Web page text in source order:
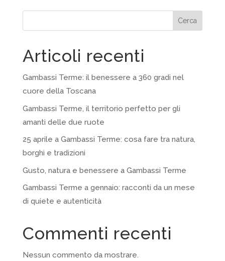
Cerca
Articoli recenti
Gambassi Terme: il benessere a 360 gradi nel
cuore della Toscana
Gambassi Terme, il territorio perfetto per gli
amanti delle due ruote
25 aprile a Gambassi Terme: cosa fare tra natura,
borghi e tradizioni
Gusto, natura e benessere a Gambassi Terme
Gambassi Terme a gennaio: racconti da un mese
di quiete e autenticità
Commenti recenti
Nessun commento da mostrare.